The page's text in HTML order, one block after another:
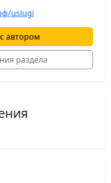
uslugi
автором
раздела